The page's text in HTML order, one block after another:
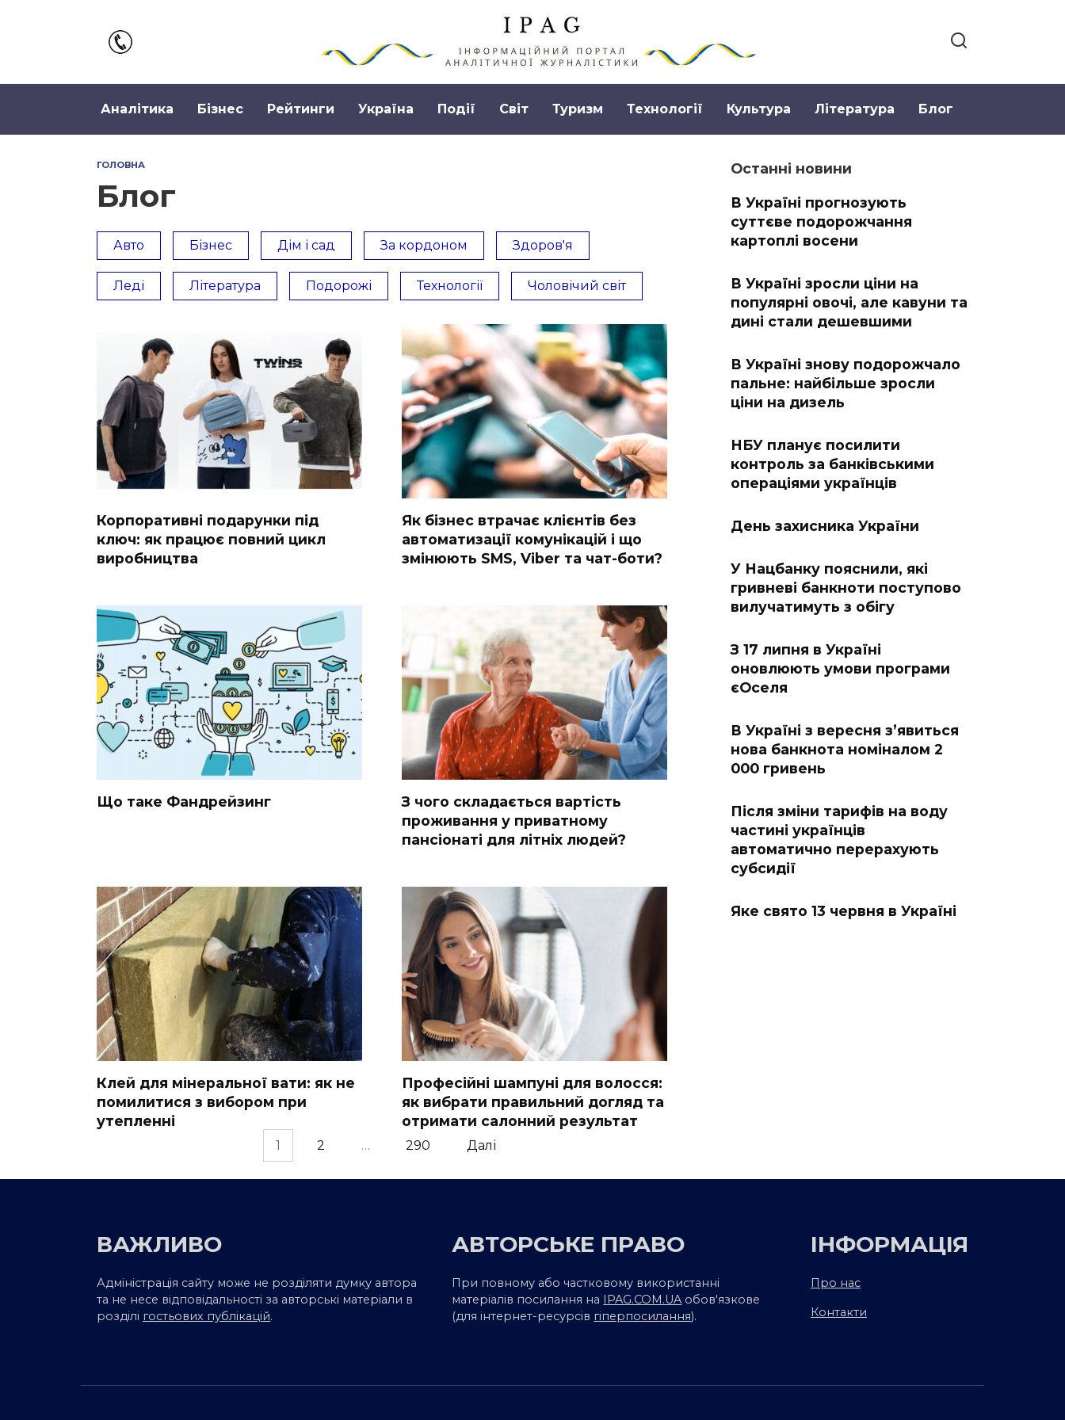
Аналітика Бізнес Рейтинги Україна Події Світ Туризм Технології Культура Література Блог
ГОЛОВНА
Блог
Авто Бізнес Дім і сад За кордоном Здоров'я
Леді Література Подорожі Технології Чоловічий світ
Корпоративні подарунки під
ключ: як працює повний цикл
виробництва
Як бізнес втрачає клієнтів без
автоматизації комунікацій і що
змінюють SMS, Viber та чат-боти?
Що таке Фандрейзинг
З чого складається вартість
проживання у приватному
пансіонаті для літніх людей?
Клей для мінеральної вати: як не
помилитися з вибором при
утепленні
Професійні шампуні для волосся:
як вибрати правильний догляд та
отримати салонний результат
1 2 … 290 Далі
Останні новини
В Україні прогнозують
суттєве подорожчання
картоплі восени
В Україні зросли ціни на
популярні овочі, але кавуни та
дині стали дешевшими
В Україні знову подорожчало
пальне: найбільше зросли
ціни на дизель
НБУ планує посилити
контроль за банківськими
операціями українців
День захисника України
У Нацбанку пояснили, які
гривневі банкноти поступово
вилучатимуть з обігу
З 17 липня в Україні
оновлюють умови програми
єОселя
В Україні з вересня з’явиться
нова банкнота номіналом 2
000 гривень
Після зміни тарифів на воду
частині українців
автоматично перерахують
субсидії
Яке свято 13 червня в Україні
ВАЖЛИВО
Адміністрація сайту може не розділяти думку автора
та не несе відповідальності за авторські матеріали в
розділі гостьових публікацій.
АВТОРСЬКЕ ПРАВО
При повному або частковому використанні
матеріалів посилання на IPAG.COM.UA обов'язкове
(для інтернет-ресурсів гіперпосилання).
ІНФОРМАЦІЯ
Про нас
Контакти